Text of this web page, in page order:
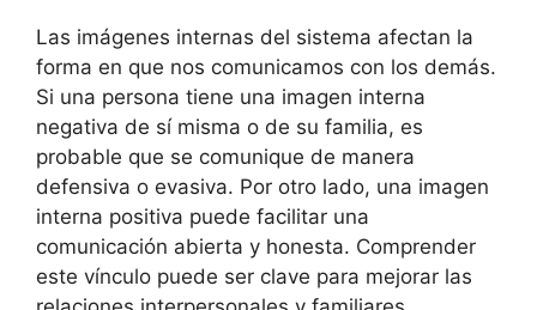
Las imágenes internas del sistema afectan la
forma en que nos comunicamos con los demás.
Si una persona tiene una imagen interna
negativa de sí misma o de su familia, es
probable que se comunique de manera
defensiva o evasiva. Por otro lado, una imagen
interna positiva puede facilitar una
comunicación abierta y honesta. Comprender
este vínculo puede ser clave para mejorar las